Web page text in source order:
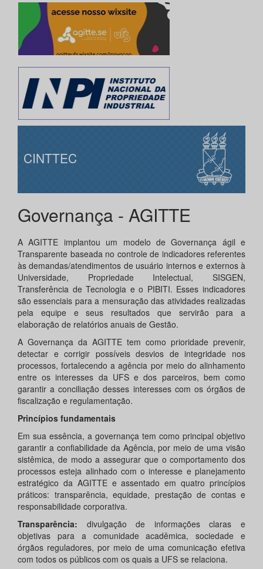
CINTTEC
Governança - AGITTE
A AGITTE implantou um modelo de Governança ágil e
Transparente baseada no controle de indicadores referentes
às demandas/atendimentos de usuário internos e externos à
Universidade, Propriedade Intelectual, SISGEN,
Transferência de Tecnologia e o PIBITI. Esses indicadores
são essenciais para a mensuração das atividades realizadas
pela equipe e seus resultados que servirão para a
elaboração de relatórios anuais de Gestão.
A Governança da AGITTE tem como prioridade prevenir,
detectar e corrigir possíveis desvios de integridade nos
processos, fortalecendo a agência por meio do alinhamento
entre os interesses da UFS e dos parceiros, bem como
garantir a conciliação desses interesses com os órgãos de
fiscalização e regulamentação.
Princípios fundamentais
Em sua essência, a governança tem como principal objetivo
garantir a confiabilidade da Agência, por meio de uma visão
sistêmica, de modo a assegurar que o comportamento dos
processos esteja alinhado com o interesse e planejamento
estratégico da AGITTE e assentado em quatro princípios
práticos: transparência, equidade, prestação de contas e
responsabilidade corporativa.
Transparência: divulgação de informações claras e
objetivas para a comunidade acadêmica, sociedade e
órgãos reguladores, por meio de uma comunicação efetiva
com todos os públicos com os quais a UFS se relaciona.